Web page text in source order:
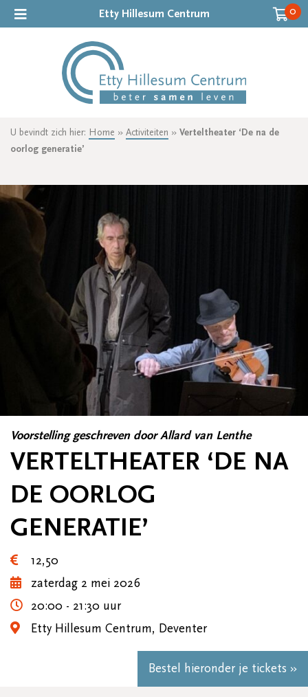
Etty Hillesum Centrum 0
U bevindt zich hier: Home » Activiteiten » Verteltheater ‘De na de
oorlog generatie’
Bestel hieronder je tickets »
Voorstelling geschreven door Allard van Lenthe
VERTELTHEATER ‘DE NA
DE OORLOG
GENERATIE’
12,50
zaterdag 2 mei 2026
20:00 - 21:30 uur
Etty Hillesum Centrum, Deventer